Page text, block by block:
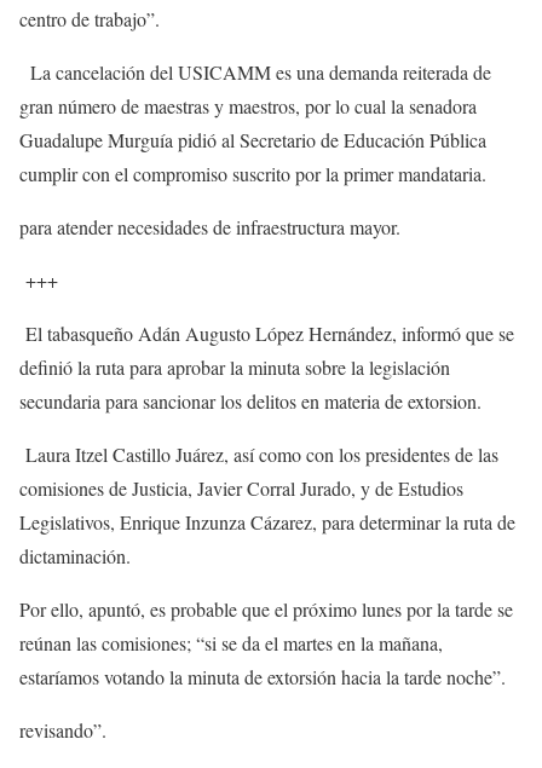
centro de trabajo”.
La cancelación del USICAMM es una demanda reiterada de
gran número de maestras y maestros, por lo cual la senadora
Guadalupe Murguía pidió al Secretario de Educación Pública
cumplir con el compromiso suscrito por la primer mandataria.
para atender necesidades de infraestructura mayor.
+++
El tabasqueño Adán Augusto López Hernández, informó que se
definió la ruta para aprobar la minuta sobre la legislación
secundaria para sancionar los delitos en materia de extorsion.
Laura Itzel Castillo Juárez, así como con los presidentes de las
comisiones de Justicia, Javier Corral Jurado, y de Estudios
Legislativos, Enrique Inzunza Cázarez, para determinar la ruta de
dictaminación.
Por ello, apuntó, es probable que el próximo lunes por la tarde se
reúnan las comisiones; “si se da el martes en la mañana,
estaríamos votando la minuta de extorsión hacia la tarde noche”.
revisando”.